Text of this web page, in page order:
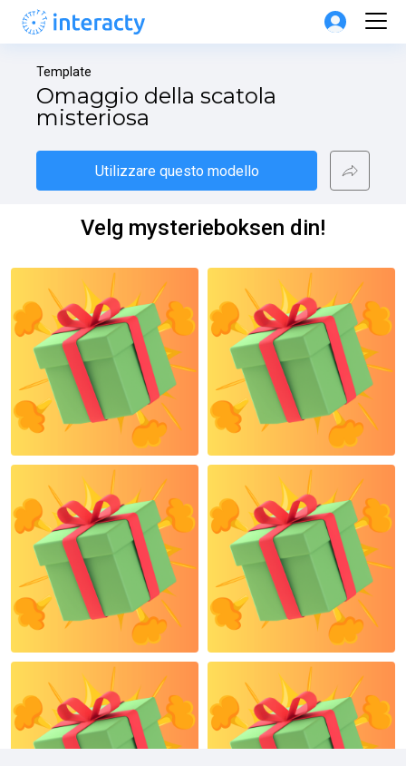
Template
Omaggio della scatola
misteriosa
Utilizzare questo modello